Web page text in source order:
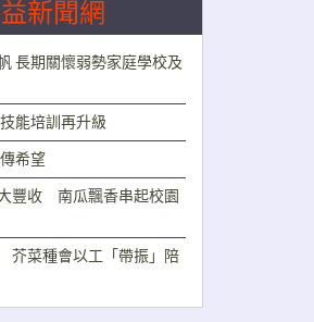
新聞網
長期關懷弱勢家庭學校及
能培訓再升級
希望
豐收 南瓜飄香串起校園
菜種會以工「帶振」陪